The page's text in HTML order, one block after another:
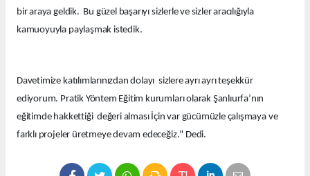
bir araya geldik. Bu güzel başarıyı sizlerle ve sizler aracılığıyla
kamuoyuyla paylaşmak istedik.
Davetimize katılımlarınızdan dolayı sizlere ayrı ayrı teşekkür
ediyorum. Pratik Yöntem Eğitim kurumları olarak Şanlıurfa’nın
eğitimde hakkettiği değeri alması İçin var gücümüzle çalışmaya ve
farklı projeler üretmeye devam edeceğiz." Dedi.